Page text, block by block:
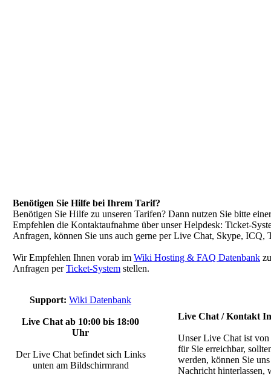
Benötigen Sie Hilfe bei Ihrem Tarif?
Benötigen Sie Hilfe zu unseren Tarifen? Dann nutzen Sie bitte
Empfehlen die Kontaktaufnahme über unser Helpdesk: Ticket-
Anfragen, können Sie uns auch gerne per Live Chat, Skype, ICQ,
Wir Empfehlen Ihnen vorab im Wiki Hosting & FAQ Datenbank
Anfragen perTicket-System stellen.
Support: Wiki Datenbank
Live Chat ab 10:00 bis 18:00
Uhr
Der Live Chat befindet sich Links
unten am Bildschirmrand
Live Chat / Kontakt
Unser Live Chat ist
für Sie erreichbar,
werden, können Sie
Nachricht hinterlassen,